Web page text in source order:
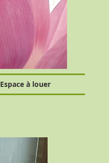
Espace à louer